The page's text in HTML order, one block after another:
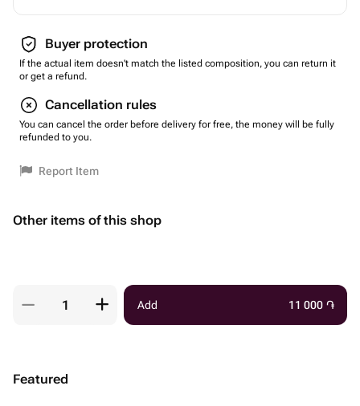
Buyer protection
If the actual item doesn't match the listed composition, you can return it
or get a refund.
Cancellation rules
You can cancel the order before delivery for free, the money will be fully
refunded to you.
Report Item
Other items of this shop
Add 11 000 ֏
Featured